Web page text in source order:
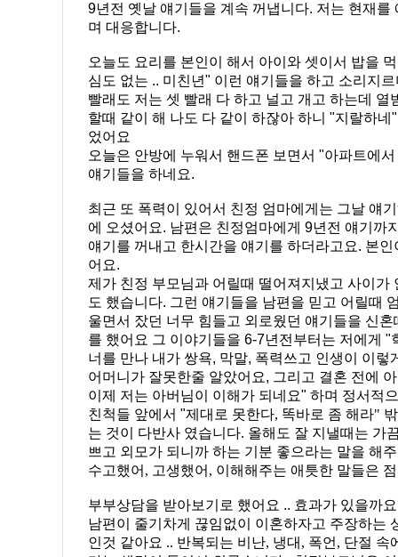
9년전 옛날 얘기들을 계속 꺼냅니다. 저는 현재
며 대응합니다.
오늘도 요리를 본인이 해서 아이와 셋이서 밥을
심도 없는 .. 미친년" 이런 얘기들을 하고 소리지
빨래도 저는 셋 빨래 다 하고 널고 개고 하는데
할때 같이 해 나도 다 같이 하잖아 하니 "지랄하
었어요
오늘은 안방에 누워서 핸드폰 보면서 "아파트에
얘기들을 하네요.
최근 또 폭력이 있어서 친정 엄마에게는 그날 얘
에 오셨어요. 남편은 친정엄마에게 9년전 얘기까
얘기를 꺼내고 한시간을 얘기를 하더라고요. 본
어요.
제가 친정 부모님과 어릴때 떨어져지냈고 사이
도 했습니다. 그런 얘기들을 남편을 믿고 어릴때
울면서 잤던 너무 힘들고 외로웠던 얘기들을 신
를 했어요 그 이야기들을 6-7년전부터는 저에게
너를 만나 내가 쌍욕, 막말, 폭력쓰고 인생이 이
어머니가 잘못한줄 알았어요, 그리고 결혼 전에
이제 저는 아버님이 이해가 되네요" 하며 정서적
친척들 앞에서 "제대로 못한다, 똑바로 좀 해라"
는 것이 다반사 였습니다. 올해도 잘 지낼때는 가
쁘고 외모가 되니까 하는 기분 좋으라는 말을 해
수고했어, 고생했어, 이해해주는 애틋한 말들은
부부상담을 받아보기로 했어요 .. 효과가 있을까
남편이 줄기차게 끊임없이 이혼하자고 주장하는
인것 같아요 .. 반복되는 비난, 냉대, 폭언, 단절